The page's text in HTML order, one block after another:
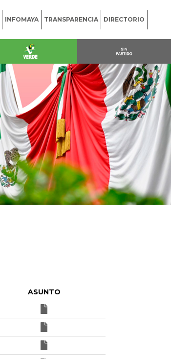
INFOMAYA TRANSPARENCIA DIRECTORIO
ASUNTO